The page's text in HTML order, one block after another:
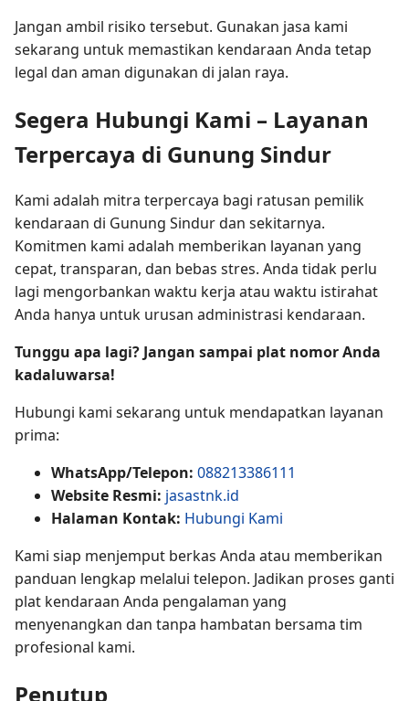
Jangan ambil risiko tersebut. Gunakan jasa kami
sekarang untuk memastikan kendaraan Anda tetap
legal dan aman digunakan di jalan raya.
Segera Hubungi Kami – Layanan
Terpercaya di Gunung Sindur
Kami adalah mitra terpercaya bagi ratusan pemilik
kendaraan di Gunung Sindur dan sekitarnya.
Komitmen kami adalah memberikan layanan yang
cepat, transparan, dan bebas stres. Anda tidak perlu
lagi mengorbankan waktu kerja atau waktu istirahat
Anda hanya untuk urusan administrasi kendaraan.
Tunggu apa lagi? Jangan sampai plat nomor Anda
kadaluwarsa!
Hubungi kami sekarang untuk mendapatkan layanan
prima:
WhatsApp/Telepon: 088213386111
Website Resmi: jasastnk.id
Halaman Kontak: Hubungi Kami
Kami siap menjemput berkas Anda atau memberikan
panduan lengkap melalui telepon. Jadikan proses ganti
plat kendaraan Anda pengalaman yang
menyenangkan dan tanpa hambatan bersama tim
profesional kami.
Penutup